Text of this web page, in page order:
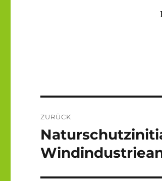
ZURÜCK
Vorheriger
Beitrag: